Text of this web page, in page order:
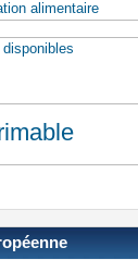
alimentaire